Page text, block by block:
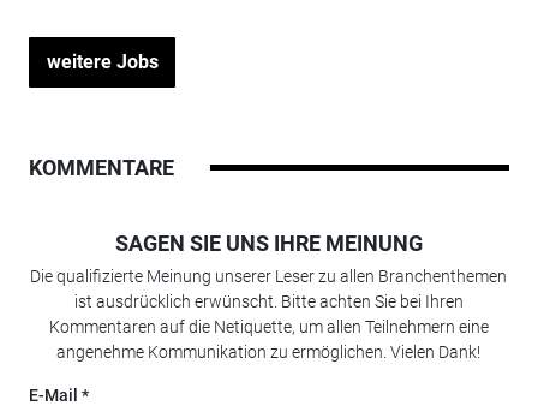
weitere Jobs
KOMMENTARE
SAGEN SIE UNS IHRE MEINUNG
Die qualifizierte Meinung unserer Leser zu allen Branchenthemen
ist ausdrücklich erwünscht. Bitte achten Sie bei Ihren
Kommentaren auf die Netiquette, um allen Teilnehmern eine
angenehme Kommunikation zu ermöglichen. Vielen Dank!
E-Mail